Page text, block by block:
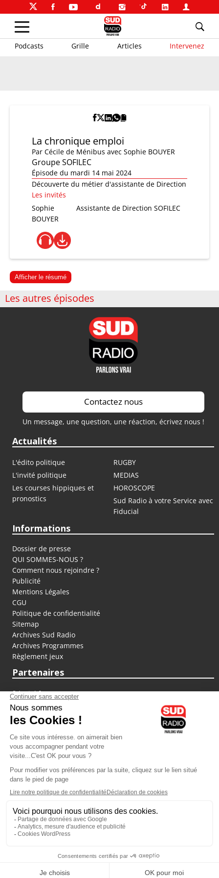
Podcasts Grille Articles Intervenez
La chronique emploi
Par Cécile de Ménibus avec Sophie BOUYER
Groupe SOFILEC
Épisode du mardi 14 mai 2024
Découverte du métier d'assistante de Direction
Les invités
Sophie
BOUYER
Assistante de Direction SOFILEC
Afficher le résumé
Les autres épisodes
Contactez nous
Un message, une question, une réaction, écrivez nous !
Actualités
L'édito politique
RUGBY
L'invité politique
MEDIAS
Les courses hippiques et
pronostics
HOROSCOPE
Sud Radio à votre Service avec
Fiducial
Informations
Dossier de presse
QUI SOMMES-NOUS ?
Comment nous rejoindre ?
Publicité
Mentions Légales
CGU
Politique de confidentialité
Sitemap
Archives Sud Radio
Archives Programmes
Règlement jeux
Partenaires
fiducial.fr
lyoncapitale.fr
olympique-et-lyonnais.com
L'application Iphone / Android
Téléchargez l'application
Les cookies
Gestion des cookies
Crédit photos : ©Sud Radio / Pierre Olivier
Judith Beller
Jacques Pessis
Les clefs d'une vie